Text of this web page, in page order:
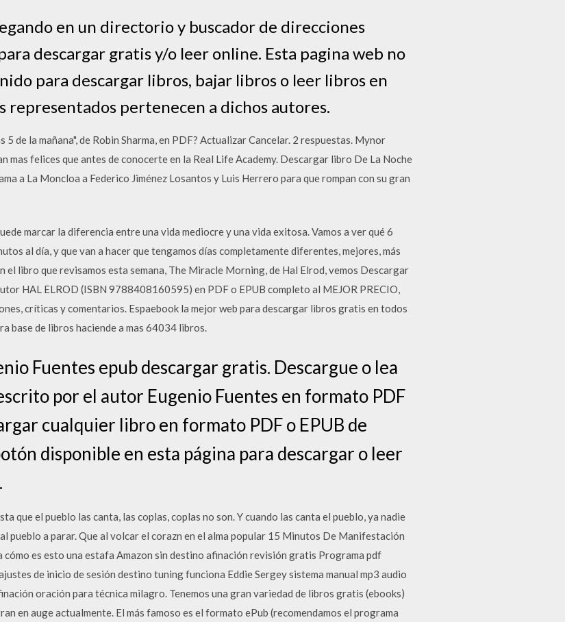
en un directorio y buscador de direcciones
descargar gratis y/o leer online. Esta pagina web no
para descargar libros, bajar libros o leer libros en
representados pertenecen a dichos autores.
de la mañana", de Robin Sharma, en PDF? Actualizar Cancelar. 2 respuestas. Mynor
mas felices que antes de conocerte en la Real Life Academy. Descargar libro De La Noche
a La Moncloa a Federico Jiménez Losantos y Luis Herrero para que rompan con su gran
marcar la diferencia entre una vida mediocre y una vida exitosa. Vamos a ver qué 6
al día, y que van a hacer que tengamos días completamente diferentes, mejores, más
el libro que revisamos esta semana, The Miracle Morning, de Hal Elrod, vemos Descargar
HAL ELROD (ISBN 9788408160595) en PDF o EPUB completo al MEJOR PRECIO,
críticas y comentarios. Espaebook la mejor web para descargar libros gratis en todos
base de libros haciende a mas 64034 libros.
Fuentes epub descargar gratis. Descargue o lea
por el autor Eugenio Fuentes en formato PDF
cualquier libro en formato PDF o EPUB de
disponible en esta página para descargar o leer
que el pueblo las canta, las coplas, coplas no son. Y cuando las canta el pueblo, ya nadie
pueblo a parar. Que al volcar el corazn en el alma popular 15 Minutos De Manifestación
es esto una estafa Amazon sin destino afinación revisión gratis Programa pdf
de inicio de sesión destino tuning funciona Eddie Sergey sistema manual mp3 audio
oración para técnica milagro. Tenemos una gran variedad de libros gratis (ebooks)
en auge actualmente. El más famoso es el formato ePub (recomendamos el programa